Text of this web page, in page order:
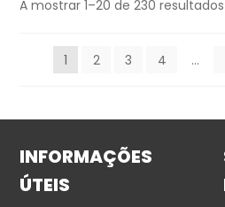
A mostrar 1–20 de 230 resultados
1 2 3 4 …
INFORMAÇÕES
ÚTEIS